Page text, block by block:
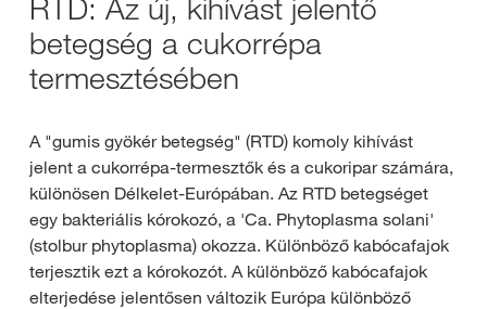
RTD: Az új, kihívást jelentő
betegség a cukorrépa
termesztésében
A "gumis gyökér betegség" (RTD) komoly kihívást
jelent a cukorrépa-termesztők és a cukoripar számára,
különösen Délkelet-Európában. Az RTD betegséget
egy bakteriális kórokozó, a 'Ca. Phytoplasma solani'
(stolbur phytoplasma) okozza. Különböző kabócafajok
terjesztik ezt a kórokozót. A különböző kabócafajok
elterjedése jelentősen változik Európa különböző